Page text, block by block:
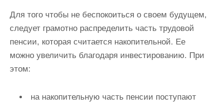
Для того чтобы не беспокоиться о своем будущем,
следует грамотно распределить часть трудовой
пенсии, которая считается накопительной. Ее
можно увеличить благодаря инвестированию. При
этом:
на накопительную часть пенсии поступают